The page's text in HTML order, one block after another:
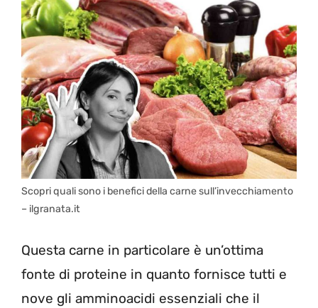
Scopri quali sono i benefici della carne sull’invecchiamento
– ilgranata.it
Questa carne in particolare è un’ottima
fonte di proteine in quanto fornisce tutti e
nove gli amminoacidi essenziali che il